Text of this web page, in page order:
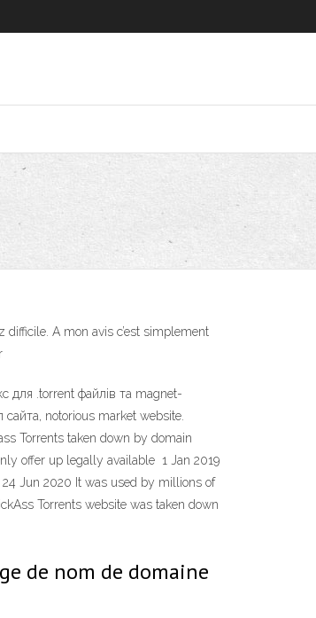
A mon avis c’est simplement
для .torrent файлів та magnet-
notorious market website.
Torrents taken down by domain
offer up legally available 1 Jan 2019
24 Jun 2020 It was used by millions of
Torrents website was taken down
de nom de domaine